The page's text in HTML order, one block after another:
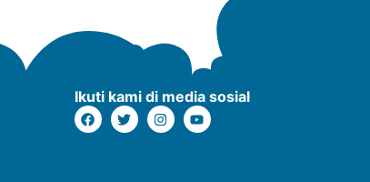
Ikuti kami di media sosial